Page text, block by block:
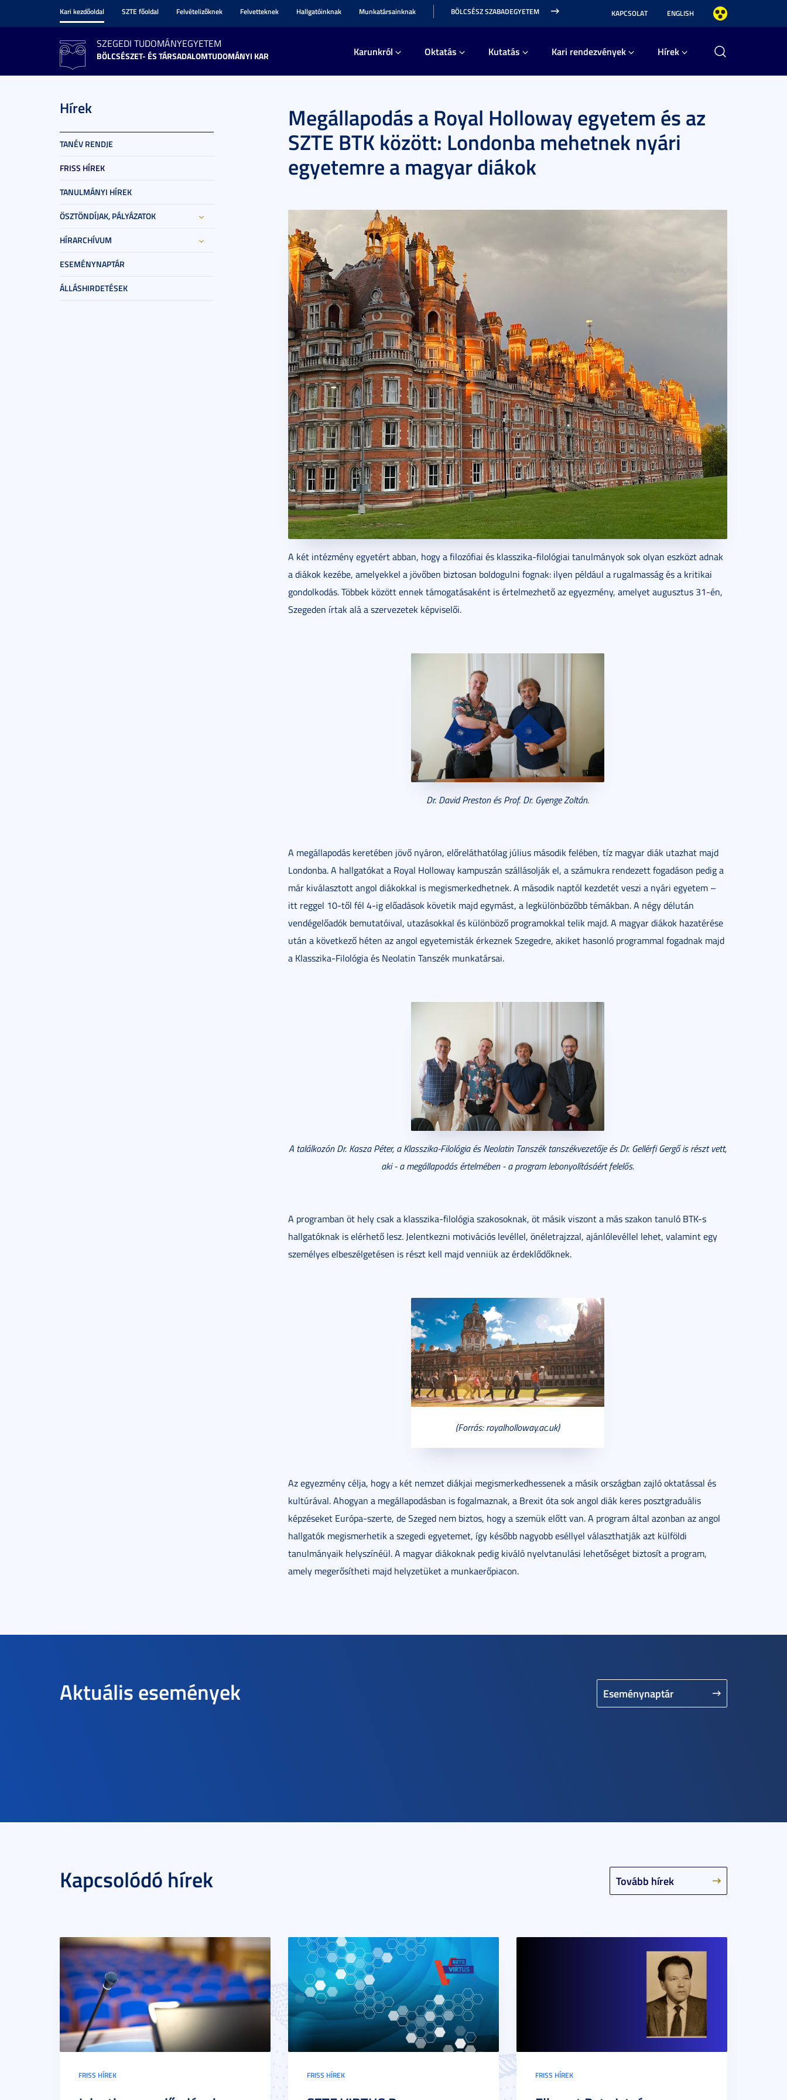
Kari kezdőoldal SZTE főoldal Felvételizőknek Felvetteknek Hallgatóinknak Munkatársainknak BÖLCSÉSZ SZABADEGYETEM KAPCSOLAT ENGLISH
SZEGEDI TUDOMÁNYEGYETEM
BÖLCSÉSZET- ÉS TÁRSADALOMTUDOMÁNYI KAR Karunkról Oktatás Kutatás Kari rendezvények Hírek
Hírek
TANÉV RENDJE
FRISS HÍREK
TANULMÁNYI HÍREK
ÖSZTÖNDÍJAK, PÁLYÁZATOK
HÍRARCHÍVUM
ESEMÉNYNAPTÁR
ÁLLÁSHIRDETÉSEK
Megállapodás a Royal Holloway egyetem és az
SZTE BTK között: Londonba mehetnek nyári
egyetemre a magyar diákok
A két intézmény egyetért abban, hogy a filozófiai és klasszika-filológiai tanulmányok sok olyan eszközt adnak
a diákok kezébe, amelyekkel a jövőben biztosan boldogulni fognak: ilyen például a rugalmasság és a kritikai
gondolkodás. Többek között ennek támogatásaként is értelmezhető az egyezmény, amelyet augusztus 31-én,
Szegeden írtak alá a szervezetek képviselői.
Dr. David Preston és Prof. Dr. Gyenge Zoltán.
A megállapodás keretében jövő nyáron, előreláthatólag július második felében, tíz magyar diák utazhat majd
Londonba. A hallgatókat a Royal Holloway kampuszán szállásolják el, a számukra rendezett fogadáson pedig a
már kiválasztott angol diákokkal is megismerkedhetnek. A második naptól kezdetét veszi a nyári egyetem –
itt reggel 10-től fél 4-ig előadások követik majd egymást, a legkülönbözőbb témákban. A négy délután
vendégelőadók bemutatóival, utazásokkal és különböző programokkal telik majd. A magyar diákok hazatérése
után a következő héten az angol egyetemisták érkeznek Szegedre, akiket hasonló programmal fogadnak majd
a Klasszika-Filológia és Neolatin Tanszék munkatársai.
A találkozón Dr. Kasza Péter, a Klasszika-Filológia és Neolatin Tanszék tanszékvezetője és Dr. Gellérfi Gergő is részt vett,
aki - a megállapodás értelmében - a program lebonyolításáért felelős.
A programban öt hely csak a klasszika-filológia szakosoknak, öt másik viszont a más szakon tanuló BTK-s
hallgatóknak is elérhető lesz. Jelentkezni motivációs levéllel, önéletrajzzal, ajánlólevéllel lehet, valamint egy
személyes elbeszélgetésen is részt kell majd venniük az érdeklődőknek.
(Forrás: royalholloway.ac.uk)
Az egyezmény célja, hogy a két nemzet diákjai megismerkedhessenek a másik országban zajló oktatással és
kultúrával. Ahogyan a megállapodásban is fogalmaznak, a Brexit óta sok angol diák keres posztgraduális
képzéseket Európa-szerte, de Szeged nem biztos, hogy a szemük előtt van. A program által azonban az angol
hallgatók megismerhetik a szegedi egyetemet, így később nagyobb eséllyel választhatják azt külföldi
tanulmányaik helyszínéül. A magyar diákoknak pedig kiváló nyelvtanulási lehetőséget biztosít a program,
amely megerősítheti majd helyzetüket a munkaerőpiacon.
Aktuális események Eseménynaptár
Kapcsolódó hírek Tovább hírek
FRISS HÍREK FRISS HÍREK FRISS HÍREK